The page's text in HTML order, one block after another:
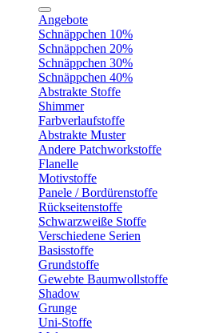
Angebote
Schnäppchen 10%
Schnäppchen 20%
Schnäppchen 30%
Schnäppchen 40%
Abstrakte Stoffe
Shimmer
Farbverlaufstoffe
Abstrakte Muster
Andere Patchworkstoffe
Flanelle
Motivstoffe
Panele / Bordürenstoffe
Rückseitenstoffe
Schwarzweiße Stoffe
Verschiedene Serien
Basisstoffe
Grundstoffe
Gewebte Baumwollstoffe
Shadow
Grunge
Uni-Stoffe